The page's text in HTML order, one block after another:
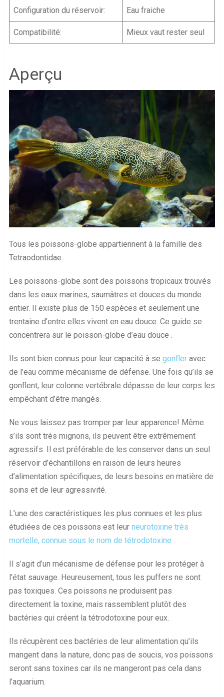
Configuration du réservoir: Eau fraiche
Compatibilité: Mieux vaut rester seul
Aperçu
Tous les poissons-globe appartiennent à la famille des
Tetraodontidae.
Les poissons-globe sont des poissons tropicaux trouvés
dans les eaux marines, saumâtres et douces du monde
entier. Il existe plus de 150 espèces et seulement une
trentaine d’entre elles vivent en eau douce. Ce guide se
concentrera sur le poisson-globe d’eau douce .
Ils sont bien connus pour leur capacité à se gonfleravec
de l’eau comme mécanisme de défense. Une fois qu’ils se
gonflent, leur colonne vertébrale dépasse de leur corps les
empêchant d’être mangés.
Ne vous laissez pas tromper par leur apparence! Même
s’ils sont très mignons, ils peuvent être extrêmement
agressifs. Il est préférable de les conserver dans un seul
réservoir d’échantillons en raison de leurs heures
d’alimentation spécifiques, de leurs besoins en matière de
soins et de leur agressivité.
L’une des caractéristiques les plus connues et les plus
étudiées de ces poissons est leur neurotoxine très
mortelle, connue sous le nom de tétrodotoxine .
Il s’agit d’un mécanisme de défense pour les protéger à
l’état sauvage. Heureusement, tous les puffers ne sont
pas toxiques. Ces poissons ne produisent pas
directement la toxine, mais rassemblent plutôt des
bactéries qui créent la tétrodotoxine pour eux.
Ils récupèrent ces bactéries de leur alimentation qu’ils
mangent dans la nature, donc pas de soucis, vos poissons
seront sans toxines car ils ne mangeront pas cela dans
l’aquarium.